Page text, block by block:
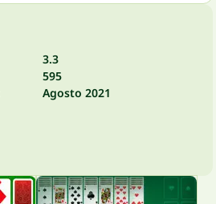
3.3
595
Agosto 2021